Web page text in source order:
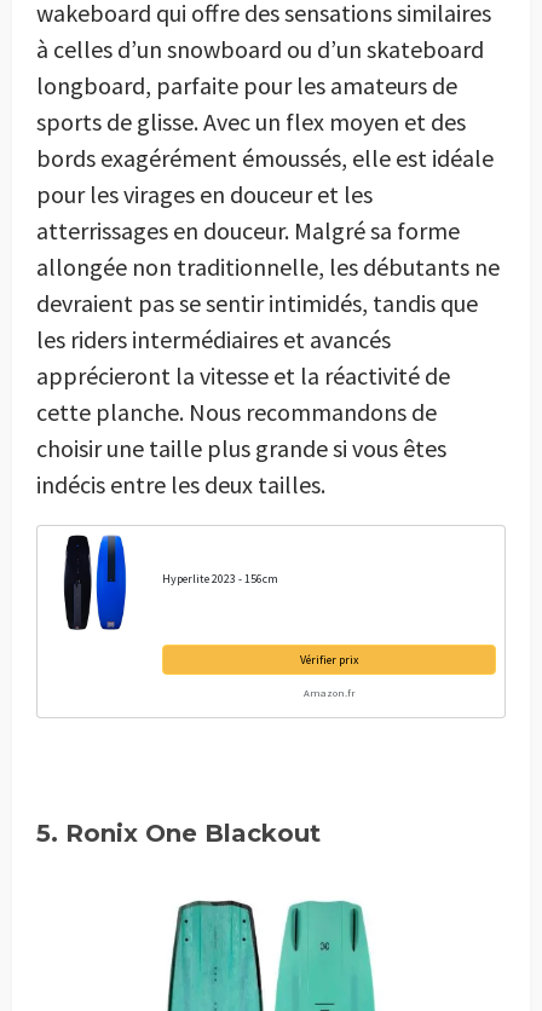
wakeboard qui offre des sensations similaires
à celles d’un snowboard ou d’un skateboard
longboard, parfaite pour les amateurs de
sports de glisse. Avec un flex moyen et des
bords exagérément émoussés, elle est idéale
pour les virages en douceur et les
atterrissages en douceur. Malgré sa forme
allongée non traditionnelle, les débutants ne
devraient pas se sentir intimidés, tandis que
les riders intermédiaires et avancés
apprécieront la vitesse et la réactivité de
cette planche. Nous recommandons de
choisir une taille plus grande si vous êtes
indécis entre les deux tailles.
Hyperlite 2023 - 156cm
Vérifier prix
Amazon.fr
5. Ronix One Blackout